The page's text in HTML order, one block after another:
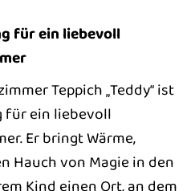
für ein liebevoll
Teppich „Teddy“ ist
für ein liebevoll
Er bringt Wärme,
Hauch von Magie in den
Kind einen Ort, an dem